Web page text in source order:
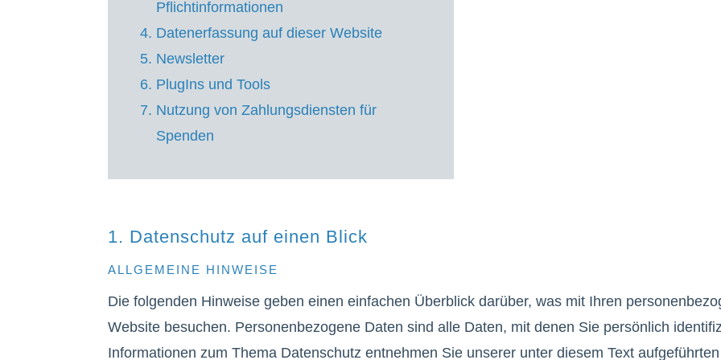
Pflichtinformationen
Datenerfassung auf dieser Website
Newsletter
PlugIns und Tools
Nutzung von Zahlungsdiensten für
Spenden
1. Datenschutz auf einen Blick
ALLGEMEINE HINWEISE
Die folgenden Hinweise geben einen einfachen Überblick darüber, was mit Ihren
Website besuchen. Personenbezogene Daten sind alle Daten, mit denen Sie persönlich
Informationen zum Thema Datenschutz entnehmen Sie unserer unter diesem Text